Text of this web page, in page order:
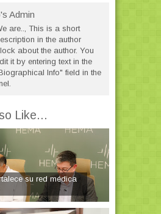
Admin
are.., This is a short
in the author
about the author. You
it by entering text in the
Info" field in the
Like...
su red médica